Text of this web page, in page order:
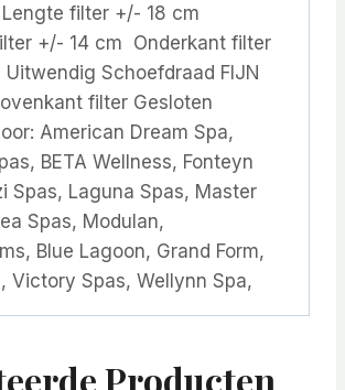
filter +/- 18 cm
+/- 14 cm Onderkant filter
Schoefdraad FIJN
filter Gesloten
American Dream Spa,
BETA Wellness, Fonteyn
Spas, Laguna Spas, Master
Spas, Modulan,
Blue Lagoon, Grand Form,
Victory Spas, Wellynn Spa,
Producten